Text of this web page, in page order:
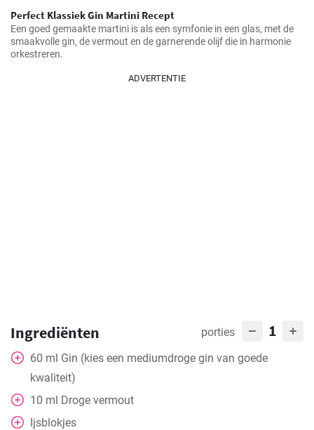
Perfect Klassiek Gin Martini Recept
Een goed gemaakte martini is als een symfonie in een glas, met de
smaakvolle gin, de vermout en de garnerende olijf die in harmonie
orkestreren.
ADVERTENTIE
Ingrediënten porties 1
60 ml Gin (kies een mediumdroge gin van goede
kwaliteit)
10 ml Droge vermout
Ijsblokjes